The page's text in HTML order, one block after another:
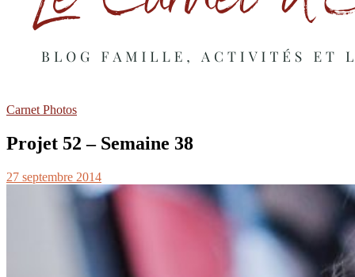
Carnet Photos
Projet 52 – Semaine 38
27 septembre 2014